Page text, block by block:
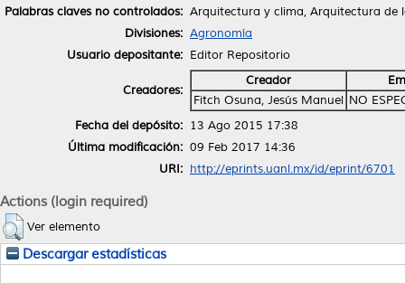
Palabras claves no controlados: Arquitectura y clima, Arquitectura de
Divisiones: Agronomía
Usuario depositante: Editor Repositorio
Creadores:
Creador
Fitch Osuna, Jesús Manuel NO
Fecha del depósito: 13 Ago 2015 17:38
Última modificación: 09 Feb 2017 14:36
URI: http://eprints.uanl.mx/id/eprint/6701
Actions (login required)
Ver elemento
Descargar estadísticas